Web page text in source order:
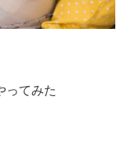
ってみた